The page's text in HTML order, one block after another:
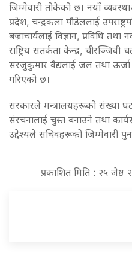
जिम्मेवारी तोकेको छ। नयाँ
प्रदेश, चन्द्रकला पौडेललाई
बज्राचार्यलाई विज्ञान, प्रविधि तथा
राष्ट्रिय सतर्कता केन्द्र, चीरञ्जिवी
सरजुकुमार वैद्यलाई जल तथा
गरिएको छ।
सरकारले मन्त्रालयहरूको संख्या
संरचनालाई चुस्त बनाउने तथा
उद्देश्यले सचिवहरूको जिम्मेवारी
प्रकाशित मिति : २५